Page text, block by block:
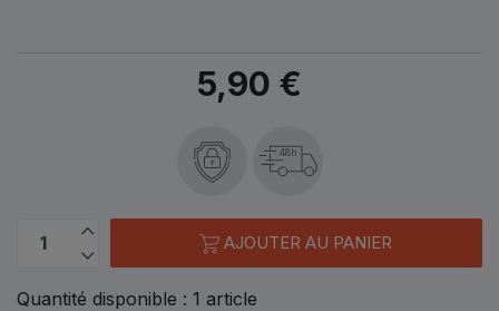
5,90 €
48h
AJOUTER AU PANIER
Quantité disponible : 1 article